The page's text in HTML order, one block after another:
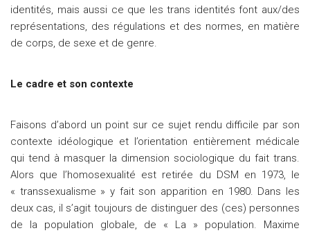
identités, mais aussi ce que les trans identités font aux/des
représentations, des régulations et des normes, en matière
de corps, de sexe et de genre.
Le cadre et son contexte
Faisons d’abord un point sur ce sujet rendu difficile par son
contexte idéologique et l’orientation entièrement médicale
qui tend à masquer la dimension sociologique du fait trans.
Alors que l’homosexualité est retirée du DSM en 1973, le
« transsexualisme » y fait son apparition en 1980. Dans les
deux cas, il s’agit toujours de distinguer des (ces) personnes
de la population globale, de « La » population. Maxime